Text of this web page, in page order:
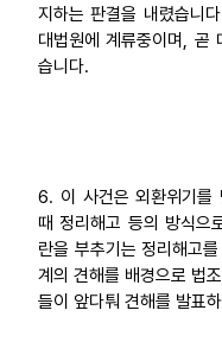
지하는 판결을 내렸습니
대법원에 계류중이며, 곧
습니다.
6. 이 사건은 외환위기를
때 정리해고 등의 방식으
란을 부추기는 정리해고
계의 견해를 배경으로 법
들이 앞다퉈 견해를 발표